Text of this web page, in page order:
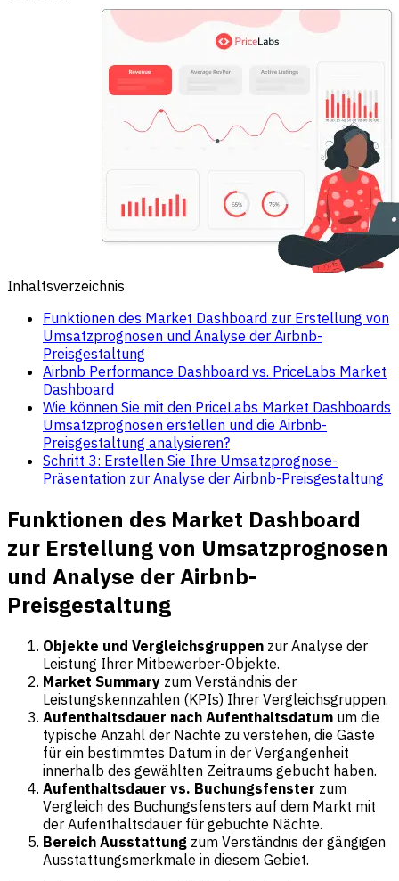
Inhaltsverzeichnis
Funktionen des Market Dashboard zur Erstellung von
Umsatzprognosen und Analyse der Airbnb-
Preisgestaltung
Airbnb Performance Dashboard vs. PriceLabs Market
Dashboard
Wie können Sie mit den PriceLabs Market Dashboards
Umsatzprognosen erstellen und die Airbnb-
Preisgestaltung analysieren?
Schritt 3: Erstellen Sie Ihre Umsatzprognose-
Präsentation zur Analyse der Airbnb-Preisgestaltung
Funktionen des Market Dashboard
zur Erstellung von Umsatzprognosen
und Analyse der Airbnb-
Preisgestaltung
Objekte und Vergleichsgruppen zur Analyse der
Leistung Ihrer Mitbewerber-Objekte.
Market Summary zum Verständnis der
Leistungskennzahlen (KPIs) Ihrer Vergleichsgruppen.
Aufenthaltsdauer nach Aufenthaltsdatum um die
typische Anzahl der Nächte zu verstehen, die Gäste
für ein bestimmtes Datum in der Vergangenheit
innerhalb des gewählten Zeitraums gebucht haben.
Aufenthaltsdauer vs. Buchungsfenster zum
Vergleich des Buchungsfensters auf dem Markt mit
der Aufenthaltsdauer für gebuchte Nächte.
Bereich Ausstattung zum Verständnis der gängigen
Ausstattungsmerkmale in diesem Gebiet.